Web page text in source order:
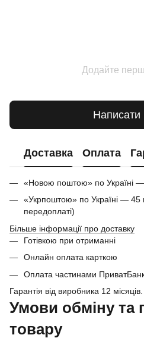
Додайте
Написати
Доставка Оплата
«Новою поштою» по Україні —
«Укрпоштою» по Україні — 45
передоплаті)
Більше інформації про доставку
Готівкою при отриманні
Онлайн оплата карткою
Оплата частинами
Гарантія від виробника 12 місяців.
Умови обміну та
товару